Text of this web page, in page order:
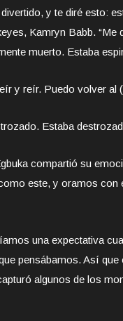
y te diré esto:
Kamryn Babb.
muerto. Estaba
y reír. Puedo volver al
Estaba
compartió su
este, y oramos con
una expectativa
pensábamos. Así
algunos de los